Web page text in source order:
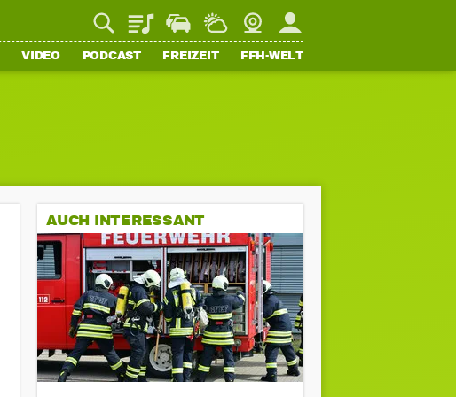
PlaylistStaupilotWetterWebcamMein FFH
VIDEO PODCAST FREIZEIT FFH-WELT
AUCH INTERESSANT